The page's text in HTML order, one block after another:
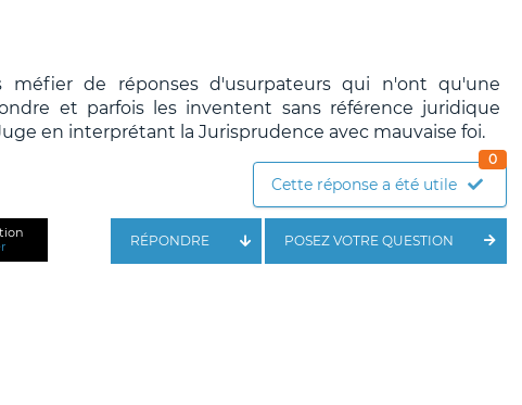
méfier de réponses d'usurpateurs qui n'ont qu'une
et parfois les inventent sans référence juridique
en interprétant la Jurisprudence avec mauvaise foi.
Cette réponse a été utile
0
POSEZ VOTRE QUESTION
RÉPONDRE